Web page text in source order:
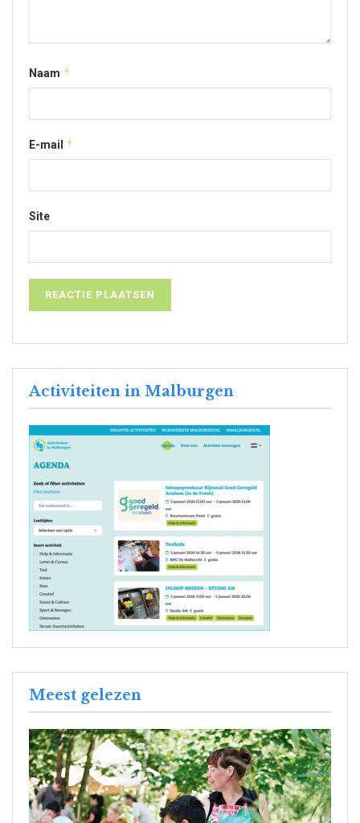
Naam *
E-mail *
Site
Activiteiten in Malburgen
Meest gelezen